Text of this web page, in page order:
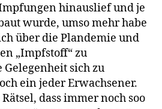
hinauslief und je
wurde, umso mehr habe
über die Plandemie und
„Impfstoff“ zu
sich zu
ein jeder Erwachsener.
dass immer noch soo